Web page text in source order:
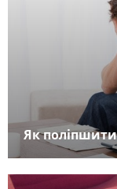
Як поліпшити